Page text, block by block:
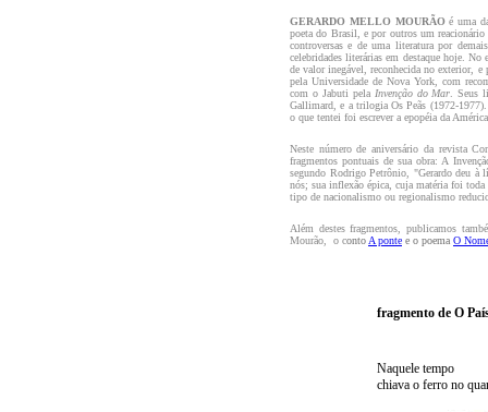
GERARDO MELLO MOURÃO é uma
poeta do Brasil, e por outros um
controversas e de uma literatura por
celebridades literárias em destaque hoje.
de valor inegável, reconhecida no exterior, e
pela Universidade de Nova York, com
com o Jabuti pela Invenção do Mar . Seus
Gallimard, e a trilogia Os Peãs (1972-
o que tentei foi escrever a epopéia da
Neste número de aniversário da revista
fragmentos pontuais de sua obra: A
segundo Rodrigo Petrônio, "Gerardo deu à
nós; sua inflexão épica, cuja matéria foi
tipo de nacionalismo ou regionalismo
Além destes fragmentos, publicamos
Mourão,
o conto A ponte e o poema O
fragmento de O
Naquele tempo
chiava o ferro no